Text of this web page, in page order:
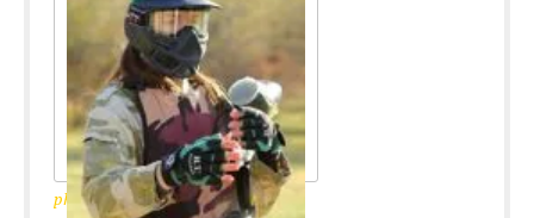
photo_2017-11-14_13-46-13